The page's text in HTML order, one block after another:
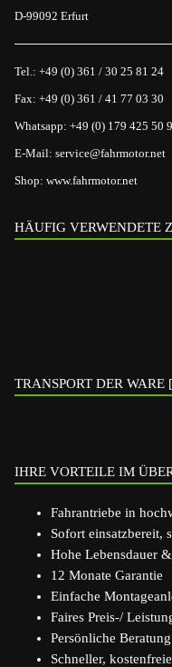
D-99092 Erfurt
Tel.: +49 (0) 361 / 30 25 81 24
Fax: +49 (0) 361 / 41 77 03 30
Whatsapp: +49 (0) 179 425 50
E-Mail: service@fahrmotor.net
Shop: www.fahrmotor.net
HÄUFIG VERWENDETE
TRANSPORT DER WARE
IHRE VORTEILE IM
Fahrantriebe in
Sofort einsatzbereit,
Hohe Lebensdauer
12 Monate Garantie
Einfache
Faires Preis-/
Persönliche
Schneller,